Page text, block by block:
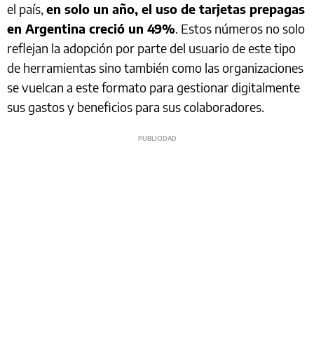
el país, en solo un año, el uso de tarjetas prepagas
en Argentina creció un 49%. Estos números no solo
reflejan la adopción por parte del usuario de este tipo
de herramientas sino también como las organizaciones
se vuelcan a este formato para gestionar digitalmente
sus gastos y beneficios para sus colaboradores.